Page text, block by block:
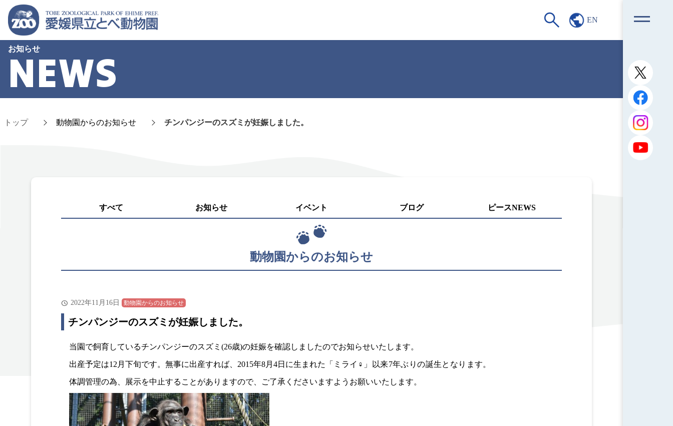
EN
お知らせ
NEWS
トップ 動物園からのお知らせ チンパンジーのスズミが妊娠しました。
すべて お知らせ イベント ブログ ピースNEWS
動物園からのお知らせ
2022年11月16日 動物園からのお知らせ
チンパンジーのスズミが妊娠しました。
当園で飼育しているチンパンジーのスズミ(26歳)の妊娠を確認しましたのでお知らせいたします。
出産予定は12月下旬です。無事に出産すれば、2015年8月4日に生まれた「ミライ ♀ 」以来7年ぶりの誕生となります。
体調管理の為、展示を中止することがありますので、ご了承くださいますようお願いいたします。